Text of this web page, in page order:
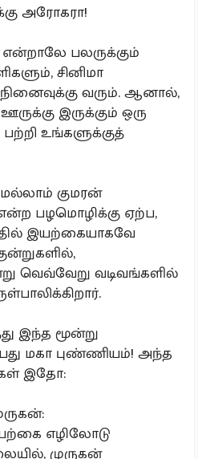
அரோகரா!
பலருக்கும்
சினிமா
நினைவுக்கு வரும். ஆனால்,
இருக்கும் ஒரு
உங்களுக்குத்
குமரன்
பழமொழிக்கு ஏற்ப,
இயற்கையாகவே
வெவ்வேறு வடிவங்களில்
இந்த மூன்று
மகா புண்ணியம்! அந்த
இதோ:
எழிலோடு
முருகன்